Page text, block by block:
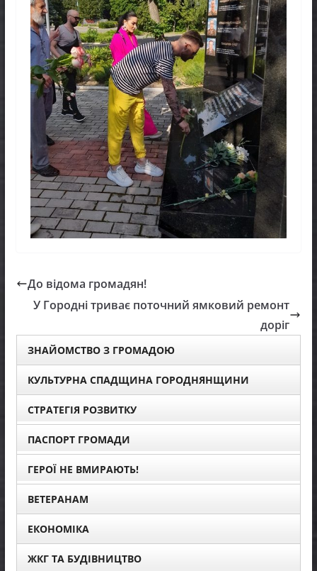
До відома громадян!
У Городні триває поточний ямковий ремонт
доріг
ЗНАЙОМСТВО З ГРОМАДОЮ
КУЛЬТУРНА СПАДЩИНА ГОРОДНЯНЩИНИ
СТРАТЕГІЯ РОЗВИТКУ
ПАСПОРТ ГРОМАДИ
ГЕРОЇ НЕ ВМИРАЮТЬ!
ВЕТЕРАНАМ
ЕКОНОМІКА
ЖКГ ТА БУДІВНИЦТВО